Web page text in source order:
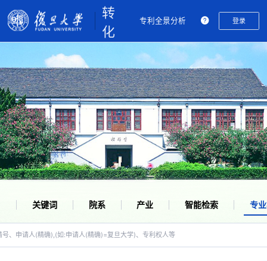
转
化
共
服
务
平
台
专利全景分析 登录
关键词 院系 产业 智能检索 专